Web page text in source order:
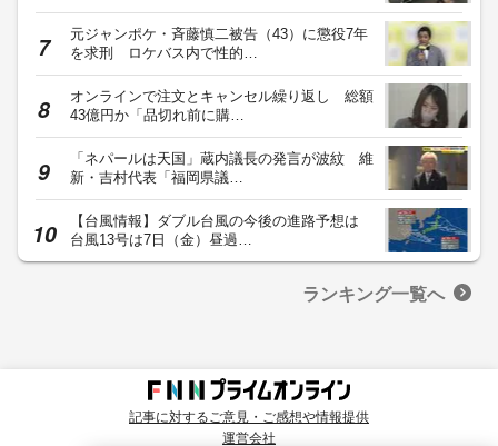
元ジャンポケ・斉藤慎二被告（43）に懲役7年
を求刑 ロケバス内で性的…
オンラインで注文とキャンセル繰り返し 総額
43億円か「品切れ前に購…
「ネパールは天国」蔵内議長の発言が波紋 維
新・吉村代表「福岡県議…
【台風情報】ダブル台風の今後の進路予想は
台風13号は7日（金）昼過…
ランキング一覧へ
記事に対するご意見・ご感想や情報提供
運営会社